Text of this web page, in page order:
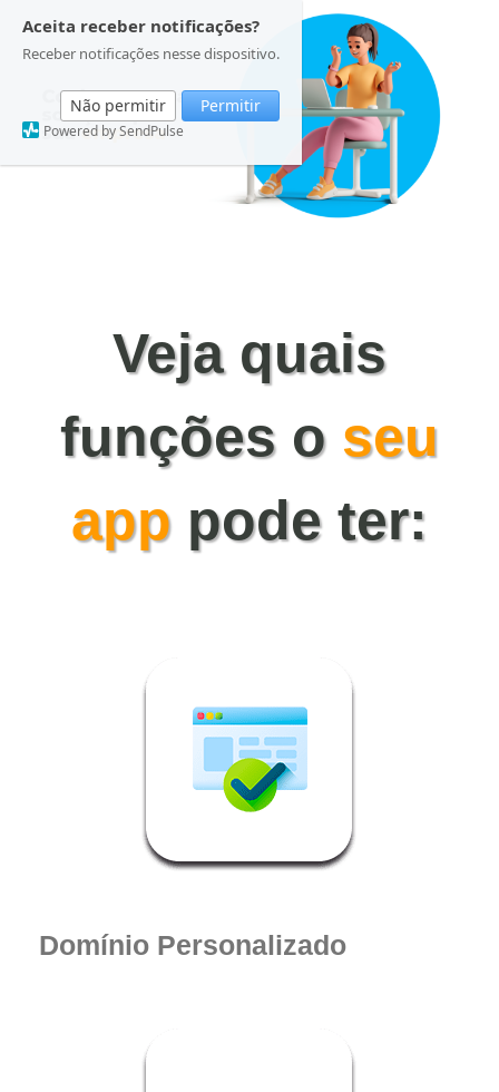
Aceita receber notificações?
Receber notificações nesse dispositivo.
Não permitir Permitir
Powered by SendPulse
Veja quais
funções o seu
app pode ter:
Domínio Personalizado
Central de Clientes
Conheça a Gente